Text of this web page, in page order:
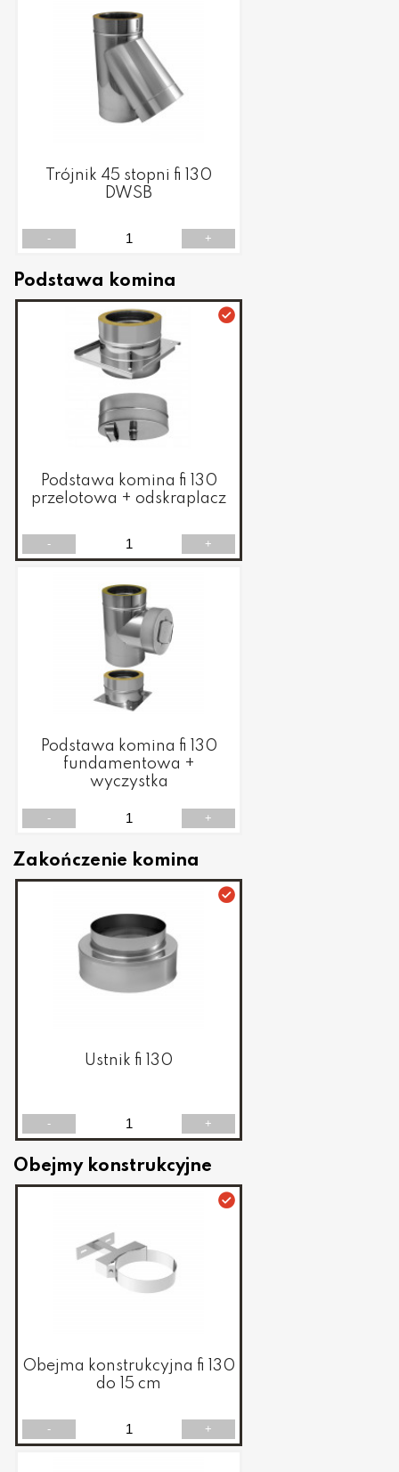
Trójnik 45 stopni fi 130
DWSB
- +
Podstawa komina
Podstawa komina fi 130
przelotowa + odskraplacz
- +
Podstawa komina fi 130
fundamentowa +
wyczystka
- +
Zakończenie komina
Ustnik fi 130
- +
Obejmy konstrukcyjne
Obejma konstrukcyjna fi 130
do 15 cm
- +